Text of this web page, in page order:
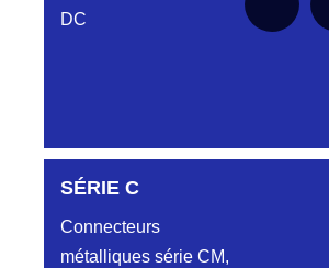
DC
DC6122340N
D03EC612MT CONNECTEUR NOIR
DC6122340O
SÉRIE C
Connecteurs
métalliques série CM,